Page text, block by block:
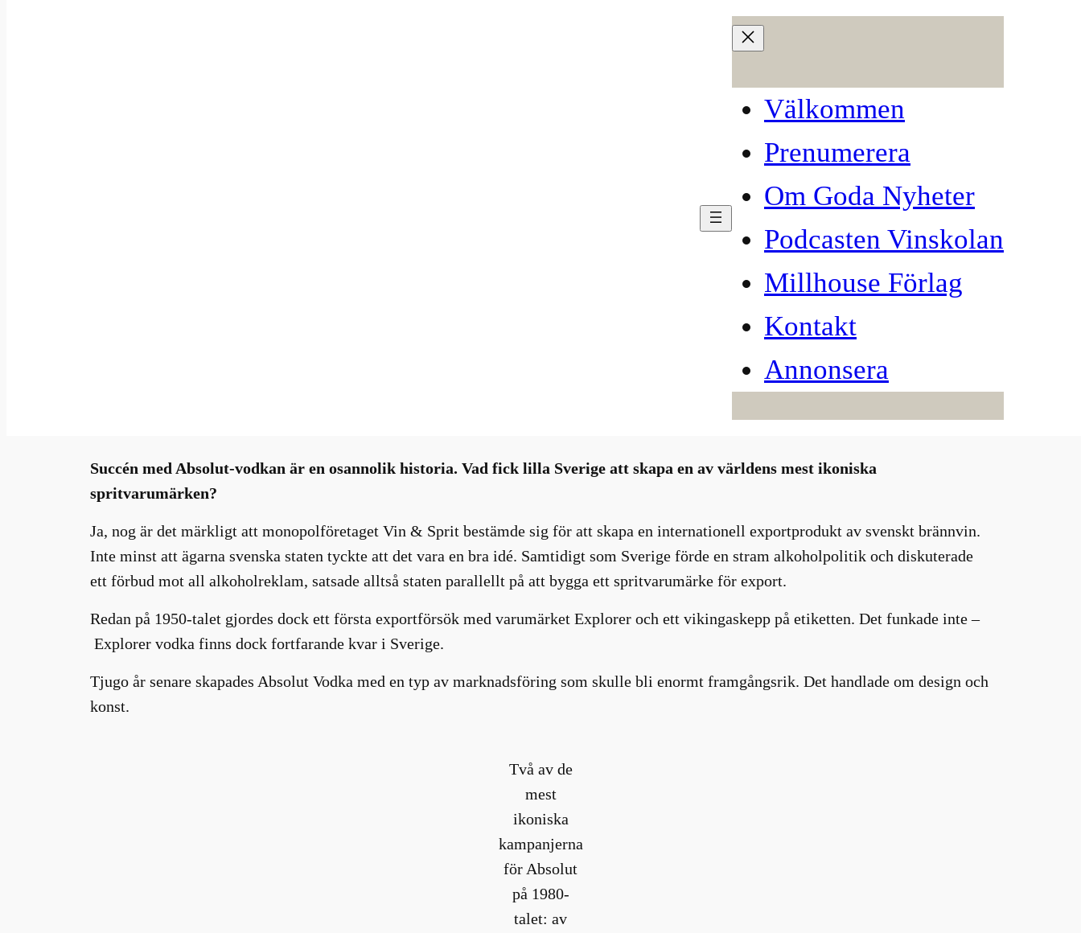
Välkommen
Prenumerera
Om Goda Nyheter
Podcasten Vinskolan
Millhouse Förlag
Kontakt
Annonsera
Så gick det till när monopol-Sverige blev världsbäst på vodka
Succén med Absolut-vodkan är en osannolik historia. Vad fick lilla Sverige att skapa en av världens mest ikoniska
spritvarumärken?
Ja, nog är det märkligt att monopolföretaget Vin & Sprit bestämde sig för att skapa en internationell exportprodukt av svenskt brännvin.
Inte minst att ägarna svenska staten tyckte att det vara en bra idé. Samtidigt som Sverige förde en stram alkoholpolitik och diskuterade
ett förbud mot all alkoholreklam, satsade alltså staten parallellt på att bygga ett spritvarumärke för export.
Redan på 1950-talet gjordes dock ett första exportförsök med varumärket Explorer och ett vikingaskepp på etiketten. Det funkade inte –
Explorer vodka finns dock fortfarande kvar i Sverige.
Tjugo år senare skapades Absolut Vodka med en typ av marknadsföring som skulle bli enormt framgångsrik. Det handlade om design och
konst.
Två av de
mest
ikoniska
kampanjerna
för Absolut
på 1980-
talet: av